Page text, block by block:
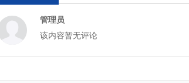
管理员
该内容暂无评论